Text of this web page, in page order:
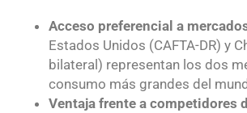
Acceso preferencial a
Estados Unidos (CAFTA-DR) y
bilateral) representan los dos
consumo más grandes del
Ventaja frente a competidores